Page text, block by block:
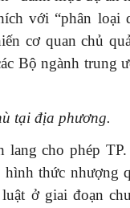
với “phân loại
cơ quan chủ
Bộ ngành trung
tại địa phương.
lang cho phép
thức nhượng
ở giai đoạn